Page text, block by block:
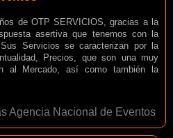
de OTP SERVICIOS, gracias a la
asertiva que tenemos con la
Servicios se caracterizan por la
Precios, que son una muy
al Mercado, así como también la
Agencia Nacional de Eventos